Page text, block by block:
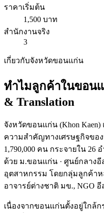
ราคาเริ่มต้น
1,500 บาท
สำนักงานจริง
3
เกี่ยวกับจังหวัดขอนแก่น
ทำไมลูกค้าในขอน
& Translation
จังหวัดขอนแก่น (Khon Kaen)
ความสำคัญทางเศรษฐกิจขอ
1,790,000 คน กระจายใน 26 อ
ด้วย ม.ขอนแก่น · ศูนย์กลาง
อุตสาหกรรม โดยกลุ่มลูกค้าห
อาจารย์ต่างชาติ มข., NGO
เนื่องจากขอนแก่นตั้งอยู่ใกล้ก